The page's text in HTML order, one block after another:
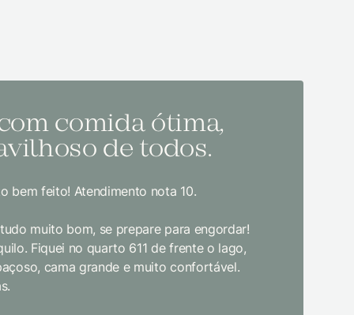
comida ótima,
de todos.
bem feito! Atendimento nota 10.
muito bom, se prepare para engordar!
Fiquei no quarto 611 de frente o lago,
cama grande e muito confortável.